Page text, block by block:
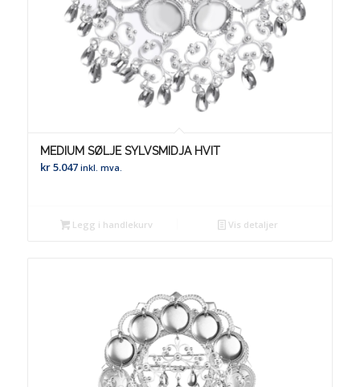
MEDIUM SØLJE SYLVSMIDJA HVIT
kr5.047 inkl. mva.
Legg i handlekurv Vis detaljer